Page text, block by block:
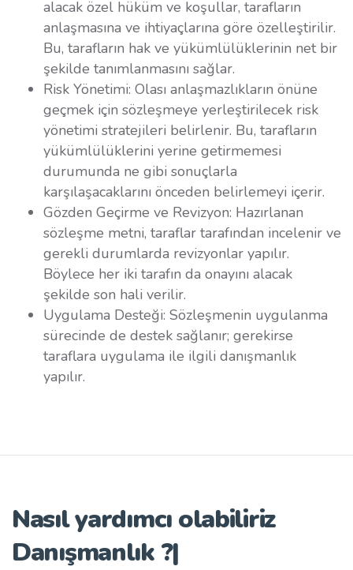
alacak özel hüküm ve koşullar, tarafların
anlaşmasına ve ihtiyaçlarına göre özelleştirilir.
Bu, tarafların hak ve yükümlülüklerinin net bir
şekilde tanımlanmasını sağlar.
Risk Yönetimi: Olası anlaşmazlıkların önüne
geçmek için sözleşmeye yerleştirilecek risk
yönetimi stratejileri belirlenir. Bu, tarafların
yükümlülüklerini yerine getirmemesi
durumunda ne gibi sonuçlarla
karşılaşacaklarını önceden belirlemeyi içerir.
Gözden Geçirme ve Revizyon: Hazırlanan
sözleşme metni, taraflar tarafından incelenir ve
gerekli durumlarda revizyonlar yapılır.
Böylece her iki tarafın da onayını alacak
şekilde son hali verilir.
Uygulama Desteği: Sözleşmenin uygulanma
sürecinde de destek sağlanır; gerekirse
taraflara uygulama ile ilgili danışmanlık
yapılır.
Nasıl yardımcı olabiliriz
Danışmanlık ?|